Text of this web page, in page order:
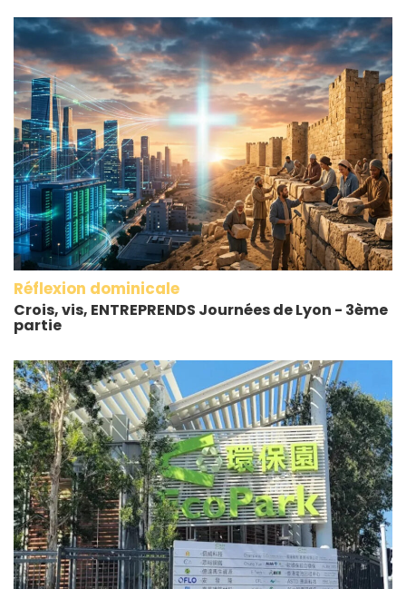
Réflexion dominicale
Crois, vis, ENTREPRENDS Journées de Lyon - 3ème
partie